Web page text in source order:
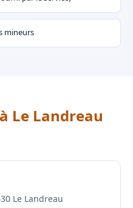
mineurs
Le Landreau
Le Landreau